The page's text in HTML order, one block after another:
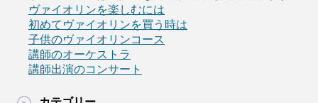
ヴァイオリンを楽しむには
初めてヴァイオリンを買う時は
子供のヴァイオリンコース
講師のオーケストラ
講師出演のコンサート